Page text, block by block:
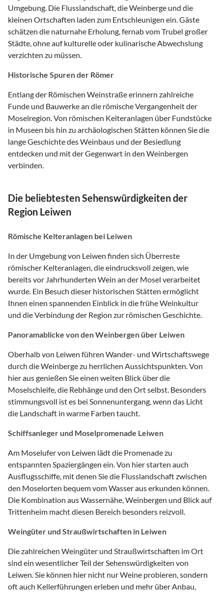
Umgebung. Die Flusslandschaft, die Weinberge und die
kleinen Ortschaften laden zum Entschleunigen ein. Gäste
schätzen die naturnahe Erholung, fernab vom Trubel großer
Städte, ohne auf kulturelle oder kulinarische Abwechslung
verzichten zu müssen.
Historische Spuren der Römer
Entlang der Römischen Weinstraße erinnern zahlreiche
Funde und Bauwerke an die römische Vergangenheit der
Moselregion. Von römischen Kelteranlagen über Fundstücke
in Museen bis hin zu archäologischen Stätten können Sie die
lange Geschichte des Weinbaus und der Besiedlung
entdecken und mit der Gegenwart in den Weinbergen
verbinden.
Die beliebtesten Sehenswürdigkeiten der
Region Leiwen
Römische Kelteranlagen bei Leiwen
In der Umgebung von Leiwen finden sich Überreste
römischer Kelteranlagen, die eindrucksvoll zeigen, wie
bereits vor Jahrhunderten Wein an der Mosel verarbeitet
wurde. Ein Besuch dieser historischen Stätten ermöglicht
Ihnen einen spannenden Einblick in die frühe Weinkultur
und die Verbindung der Region zur römischen Geschichte.
Panoramablicke von den Weinbergen über Leiwen
Oberhalb von Leiwen führen Wander- und Wirtschaftswege
durch die Weinberge zu herrlichen Aussichtspunkten. Von
hier aus genießen Sie einen weiten Blick über die
Moselschleife, die Rebhänge und den Ort selbst. Besonders
stimmungsvoll ist es bei Sonnenuntergang, wenn das Licht
die Landschaft in warme Farben taucht.
Schiffsanleger und Moselpromenade Leiwen
Am Moselufer von Leiwen lädt die Promenade zu
entspannten Spaziergängen ein. Von hier starten auch
Ausflugsschiffe, mit denen Sie die Flusslandschaft zwischen
den Moselorten bequem vom Wasser aus erkunden können.
Die Kombination aus Wassernähe, Weinbergen und Blick auf
Trittenheim macht diesen Bereich besonders reizvoll.
Weingüter und Straußwirtschaften in Leiwen
Die zahlreichen Weingüter und Straußwirtschaften im Ort
sind ein wesentlicher Teil der Sehenswürdigkeiten von
Leiwen. Sie können hier nicht nur Weine probieren, sondern
oft auch Kellerführungen erleben und mehr über Anbau,